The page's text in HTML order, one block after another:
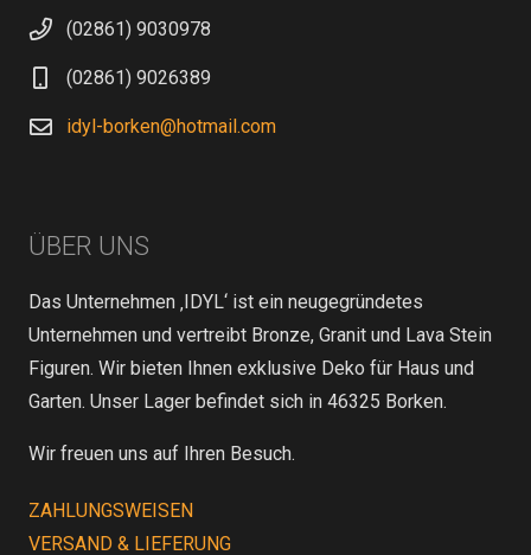
(02861) 9030978
(02861) 9026389
idyl-borken@hotmail.com
ÜBER UNS
Das Unternehmen ‚IDYL‘ ist ein neugegründetes
Unternehmen und vertreibt Bronze, Granit und Lava Stein
Figuren. Wir bieten Ihnen exklusive Deko für Haus und
Garten. Unser Lager befindet sich in 46325 Borken.
Wir freuen uns auf Ihren Besuch.
ZAHLUNGSWEISEN
VERSAND & LIEFERUNG